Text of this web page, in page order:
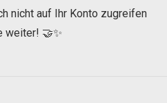
nicht auf Ihr Konto zugreifen
weiter! 🤝✨